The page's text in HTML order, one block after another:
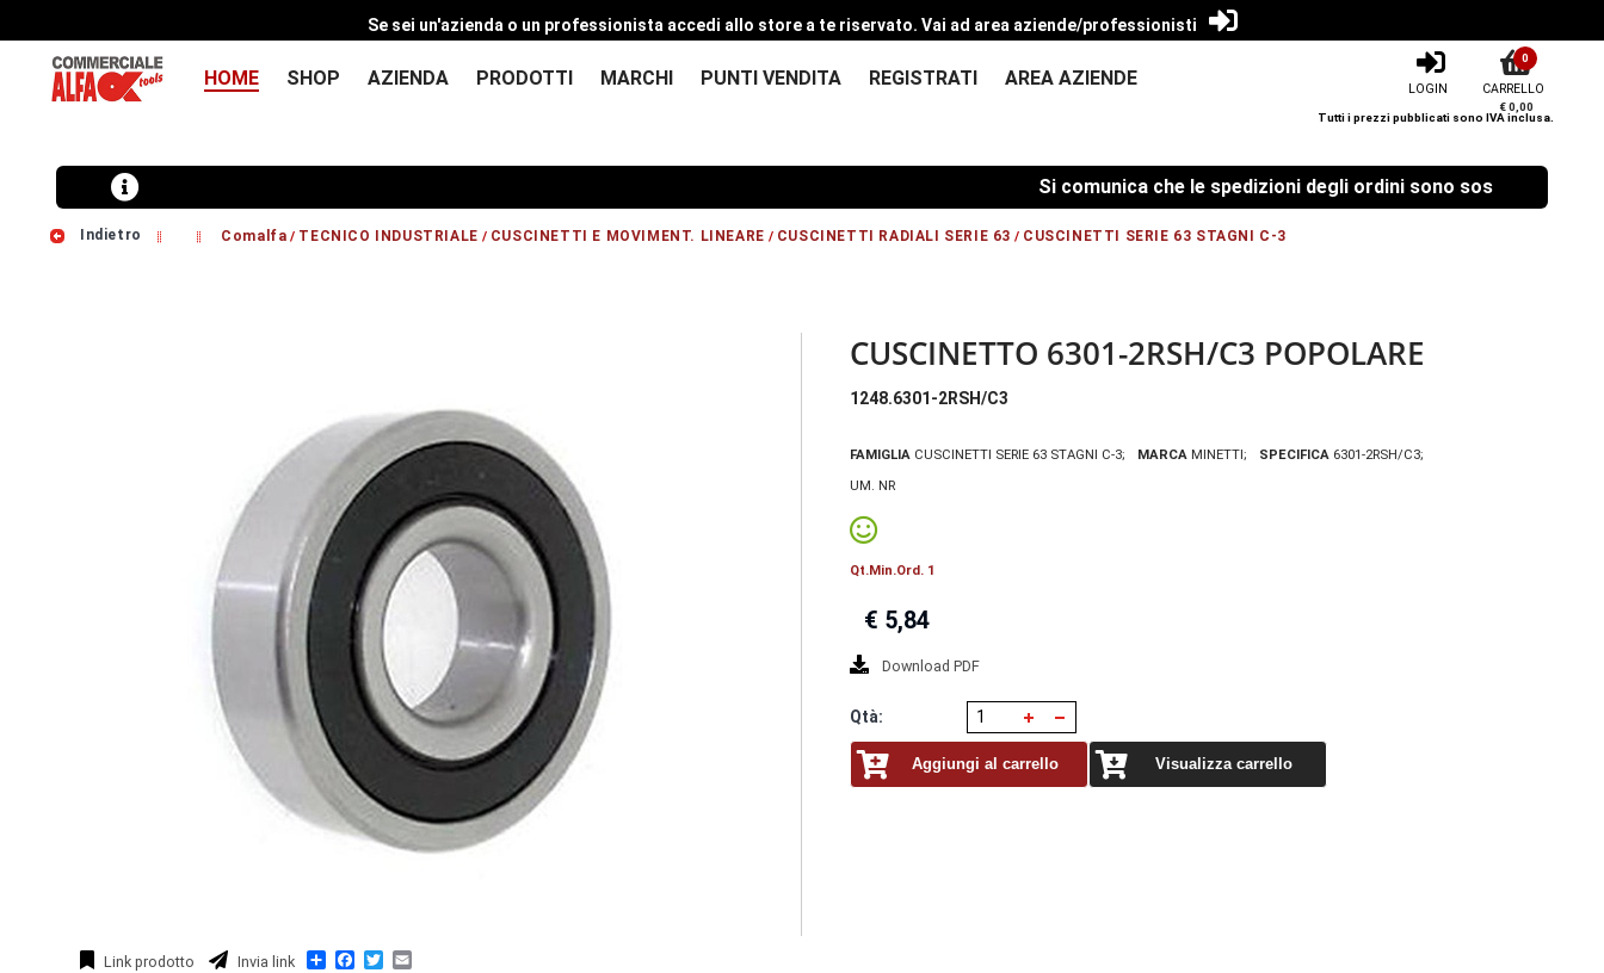
Se sei un'azienda o un professionista accedi allo store a te riservato. Vai ad area aziende/professionisti
Tutti i prezzi pubblicati sono IVA inclusa.
LOGIN CARRELLO
0
€ 0,00
HOME SHOP AZIENDA PRODOTTI MARCHI PUNTI VENDITA REGISTRATI AREA AZIENDE
Si comunica che le spedizioni degli ordini sono sospese dal 08/08/
Indietro Comalfa / TECNICO INDUSTRIALE / CUSCINETTI E MOVIMENT. LINEARE / CUSCINETTI RADIALI SERIE 63 / CUSCINETTI SERIE 63 STAGNI C-3
CUSCINETTO 6301-2RSH/C3 POPOLARE
1248.6301-2RSH/C3
FAMIGLIA CUSCINETTI SERIE 63 STAGNI C-3 MARCA MINETTI SPECIFICA 6301-2RSH/C3
UM. NR
Qt.Min.Ord. 1
Download PDF
€ 5,84
Qtà:
Aggiungi al carrello Visualizza carrello
Link prodotto Invia link Condividi
Facebook
Twitter
Email